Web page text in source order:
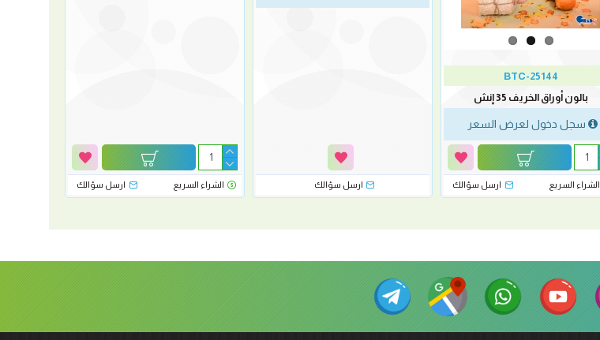
BTC-25144
بالون أوراق الخريف 35 إنش
سجل دخول لعرض السعر
الشراء السريع ارسل سؤالك ارسل سؤالك الشراء السريع ارسل سؤالك